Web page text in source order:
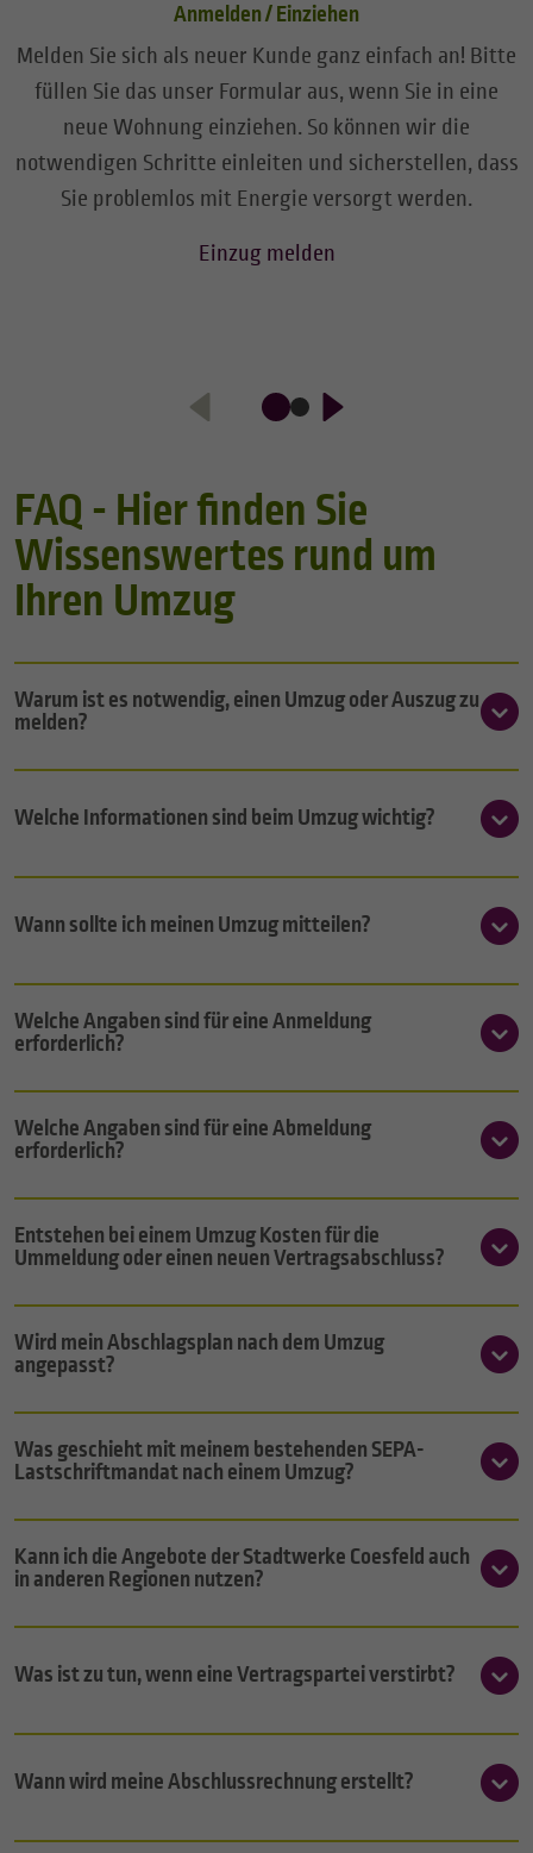
Anmelden / Einziehen
Melden Sie sich als neuer Kunde ganz einfach an! Bitte
füllen Sie das unser Formular aus, wenn Sie in eine
neue Wohnung einziehen. So können wir die
notwendigen Schritte einleiten und sicherstellen, dass
Sie problemlos mit Energie versorgt werden.
Einzug melden
FAQ - Hier finden Sie
Wissenswertes rund um
Ihren Umzug
Warum ist es notwendig, einen Umzug oder Auszug zu
melden?
Welche Informationen sind beim Umzug wichtig?
Wann sollte ich meinen Umzug mitteilen?
Welche Angaben sind für eine Anmeldung
erforderlich?
Welche Angaben sind für eine Abmeldung
erforderlich?
Entstehen bei einem Umzug Kosten für die
Ummeldung oder einen neuen Vertragsabschluss?
Wird mein Abschlagsplan nach dem Umzug
angepasst?
Was geschieht mit meinem bestehenden SEPA-
Lastschriftmandat nach einem Umzug?
Kann ich die Angebote der Stadtwerke Coesfeld auch
in anderen Regionen nutzen?
Was ist zu tun, wenn eine Vertragspartei verstirbt?
Wann wird meine Abschlussrechnung erstellt?